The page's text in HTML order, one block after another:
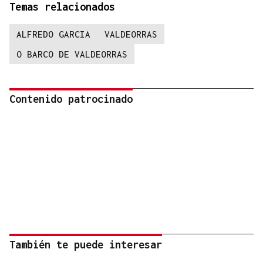
Temas relacionados
ALFREDO GARCIA
VALDEORRAS
O BARCO DE VALDEORRAS
Contenido patrocinado
También te puede interesar